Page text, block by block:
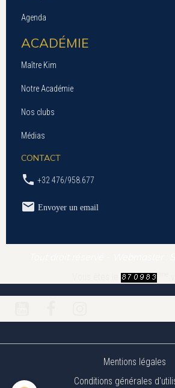
Agenda
ACADÉMIE
Maître Kim
Notre Académie
Nos clubs
Médias
CONTACT
+32 476/958.677
Envoyer un email
Mentions légales
Conditions générales